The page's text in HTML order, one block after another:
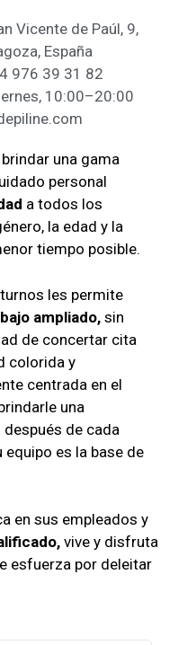
Vicente de Paúl, 9,
España
976 39 31 82
10:00–20:00
una gama
personal
a todos los
la edad y la
tiempo posible.
les permite
ampliado, sin
de concertar cita
colorida y
centrada en el
una
después de cada
es la base de
en sus empleados y
vive y disfruta
esfuerza por deleitar